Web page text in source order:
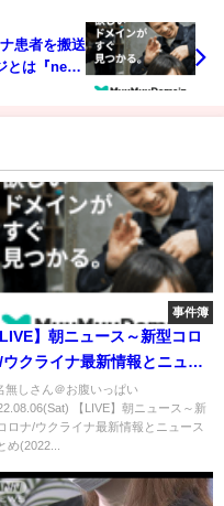
患者を搬送
とは『news
事件簿
LIVE】朝ニュース～新型コロ
ウクライナ最新情報とニュー
とめ(2022年8月4日) ANN/テ
無しさん＠お腹いっぱい
【LIVE】朝ニュース～新
ロナ/ウクライナ最新情報とニュース
め(2022...